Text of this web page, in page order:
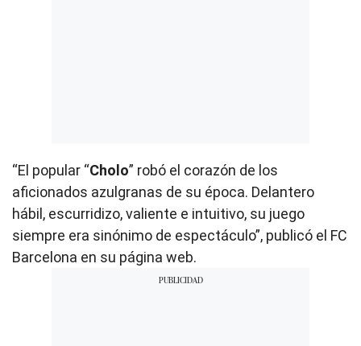
“El popular “Cholo” robó el corazón de los
aficionados azulgranas de su época. Delantero
hábil, escurridizo, valiente e intuitivo, su juego
siempre era sinónimo de espectáculo”, publicó el FC
Barcelona en su página web.